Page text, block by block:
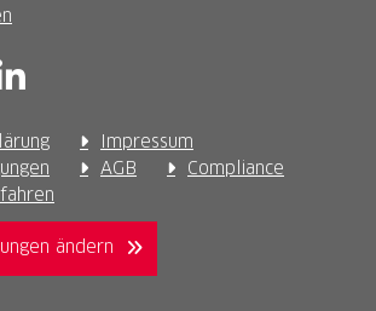
Impressum
AGB
Compliance
ändern